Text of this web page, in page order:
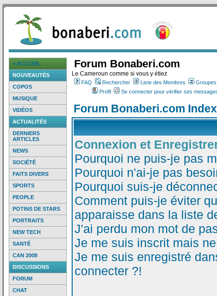
> ACCUEIL
NOUVEAUTÉS
COPOS
MUSIQUE
VIDÉOS
ACTUALITÉS
DERNIERS
ARTICLES
NEWS
SOCIÉTÉ
FAITS DIVERS
SPORTS
PEOPLE
POTINS DE STARS
PORTRAITS
NEW TECH
SANTÉ
CAN 2008
DISCUSSIONS
FORUM
CHAT
Forum Bonaberi.com
Le Cameroun comme si vous y étiez
FAQ Rechercher Liste des Membres
Profil
Se connecter pour vérifier ses
Forum Bonaberi.com
Connexion et
Pourquoi ne puis-je pas
Pourquoi n'ai-je pas
Pourquoi suis-je
Comment puis-je éviter
apparaisse dans la liste
J'ai perdu mon mot de
Je me suis inscrit mais
Je me suis enregistré
connecter ?!